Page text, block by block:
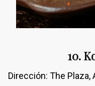
10.
Dirección: The